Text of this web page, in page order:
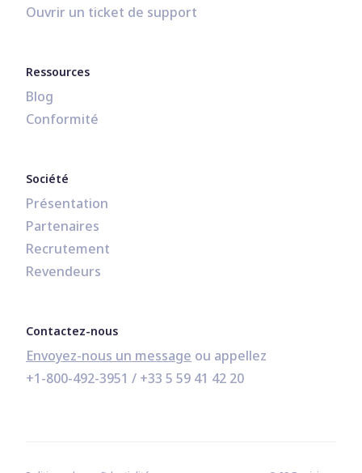
Ouvrir un ticket de support
Ressources
Blog
Conformité
Société
Présentation
Partenaires
Recrutement
Revendeurs
Contactez-nous
Envoyez-nous un message
+1-800-492-3951 / +33 5 59 41 42 20